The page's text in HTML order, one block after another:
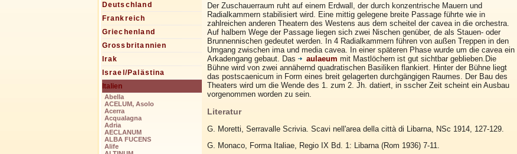
Deutschland
Frankreich
Griechenland
Grossbritannien
Irak
Israel/Palästina
Italien
Abella
ACELUM, Asolo
Acerra
Acqualagna
Adria
AECLANUM
ALBA FUCENS
Alife
Der Zuschauerraum ruht auf einem Erdwall, der durch konzentrische Mauern und
Radialkammern stabilisiert wird. Eine mittig gelegene breite Passage führte wie in
zahlreichen anderen Theatern des Westens aus dem scheitel der cavea in die orchestra.
Auf halbem Wege der Passage liegen sich zwei Nischen genüber, de als Stauen- oder
Brunnennischen gedeutet werden. In 4 Radialkammern führen von außen Treppen in den
Umgang zwischen ima und media cavea. In einer späteren Phase wurde um die cavea ein
Arkadengang gebaut. Das
aulaeum mit Mastlöchern ist gut sichtbar geblieben.Die
Bühne wird von zwei annähernd quadratischen Basiliken flankiert. Hinter der Bühne liegt
das postscaenicum in Form eines breit gelagerten durchgängigen Raumes. Der Bau des
Theaters wird um die Wende des 1. zum 2. Jh. datiert, in sscher Zeit scheint ein Ausbau
vorgenommen worden zu sein.
Literatur
G. Moretti, Serravalle Scrivia. Scavi nell'area della città di Libarna, NSc 1914, 127-129.
G. Monaco, Forma Italiae, Regio IX Bd. 1: Libarna (Rom 1936) 7-11.